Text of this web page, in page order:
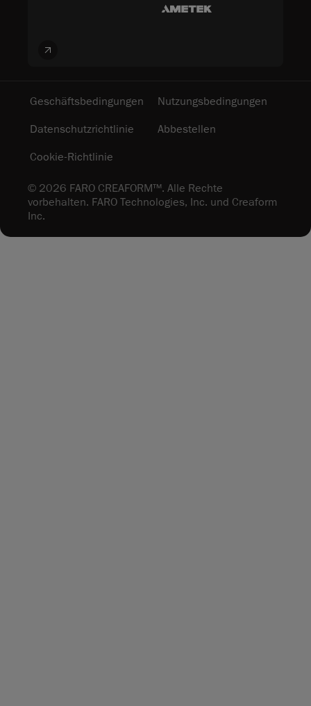
© 2026 FARO CREAFORM™. Alle Rechte
vorbehalten. FARO Technologies, Inc. und Creaform
Inc.
Geschäftsbedingungen
Nutzungsbedingungen
Datenschutzrichtlinie
Abbestellen
Cookie-Richtlinie